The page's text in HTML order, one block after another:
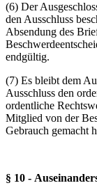
(6) Der
den Ausschluss
Absendung des
endgültig.
(7) Es bleibt dem
Ausschluss den
ordentliche
Mitglied von der
Gebrauch gemacht
§ 10 -